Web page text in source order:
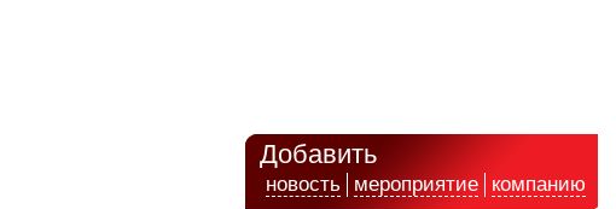
Добавить
новость мероприятие компанию